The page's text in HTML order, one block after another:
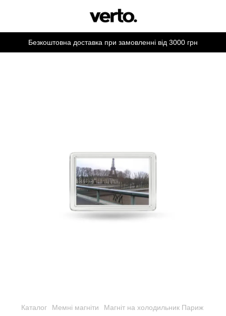
Безкоштовна доставка при замовленні від 3000 грн
Каталог Мемні магніти Магніт на холодильник Париж